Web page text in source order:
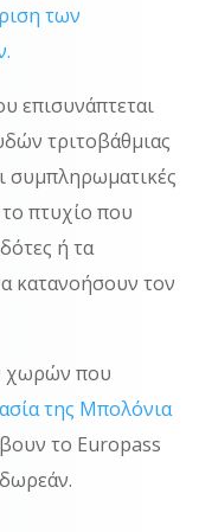
των
επισυνάπτεται
τριτοβάθμιας
συμπληρωματικές
πτυχίο που
ή τα
κατανοήσουν τον
χωρών που
της Μπολόνια
το Europass